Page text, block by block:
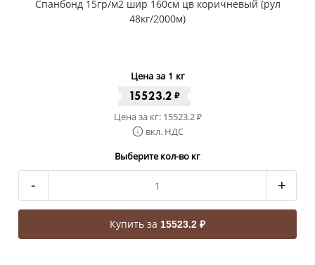
Спанбонд 15гр/м2 шир 160см цв коричневый (рул
48кг/2000м)
Цена за 1 кг
15523.2 ₽
Цена за кг: 15523.2₽
вкл. НДС
Выберите кол-во кг
- +
Купить за 15523.2 ₽